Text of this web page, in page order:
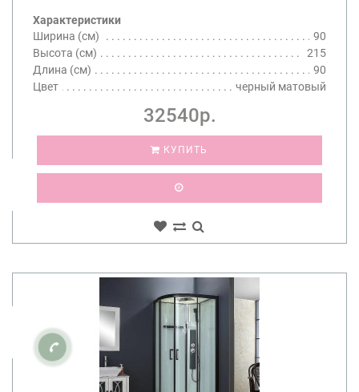
Характеристики
Ширина (см)
90
Высота (см)
215
Длина (см)
90
Цвет
черный матовый
32540р.
КУПИТЬ